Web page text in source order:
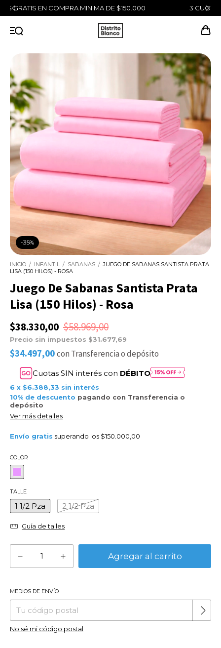
3 CUOTAS SIN INTERÉS SIN MINIMO DE COMPRA
-35%
INICIO / INFANTIL / SABANAS / JUEGO DE SABANAS SANTISTA PRATA
LISA (150 HILOS) - ROSA
Juego De Sabanas Santista Prata
Lisa (150 Hilos) - Rosa
$38.330,00 $58.969,00
Precio sin impuestos $31.677,69
$34.497,00con Transferencia o depósito
Cuotas SIN interés con DÉBITO
6 x $6.388,33 sin interés
10% de descuento pagando con Transferencia o
depósito
Ver más detalles
Envío gratis superando los $150.000,00
COLOR
TALLE
1 1/2 Pza 2 1/2 Pza
Guía de talles
Entregas para el CP:
MEDIOS DE ENVÍO
No sé mi código postal